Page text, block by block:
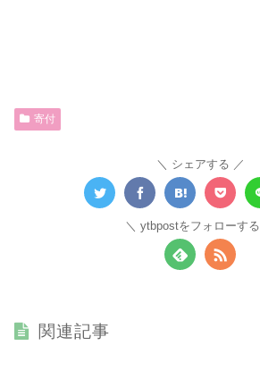
寄付
シェアする
ytbpostをフォローする
関連記事